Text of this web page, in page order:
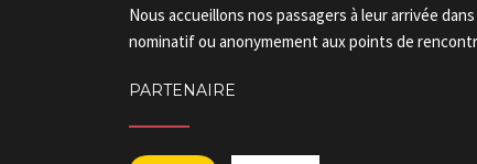
Nous accueillons nos passagers à leur arrivée
nominatif ou anonymement aux points de
PARTENAIRE